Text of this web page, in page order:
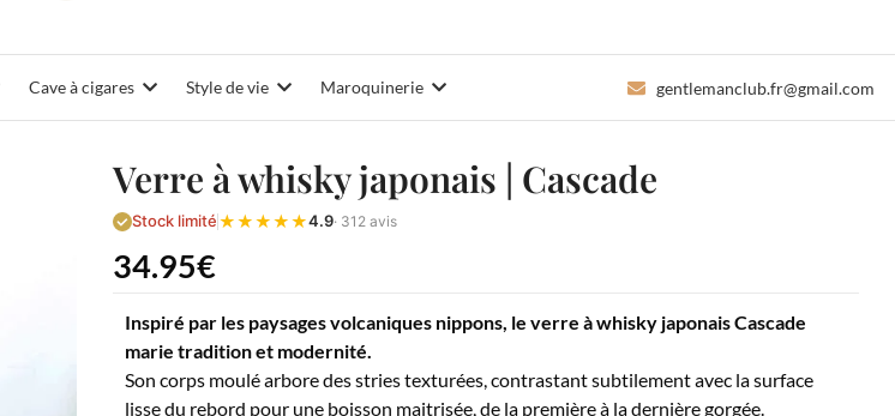
Cave à cigares Style de vie Maroquinerie gentlemanclub.fr@gmail.com
Verre à whisky japonais | Cascade
Stock limité★★★★★4.9· 312 avis
34.95€
Inspiré par les paysages volcaniques nippons, le verre à whisky japonais Cascade
marie tradition et modernité.
Son corps moulé arbore des stries texturées, contrastant subtilement avec la surface
lisse du rebord pour une boisson maitrisée, de la première à la dernière gorgée.